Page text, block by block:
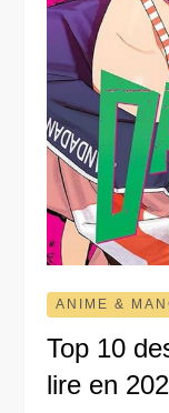
ANIME &
Top 10
lire en